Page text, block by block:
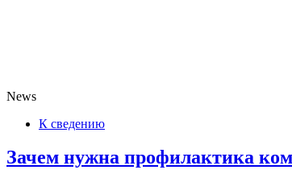
News
К сведению
Зачем нужна профилактика